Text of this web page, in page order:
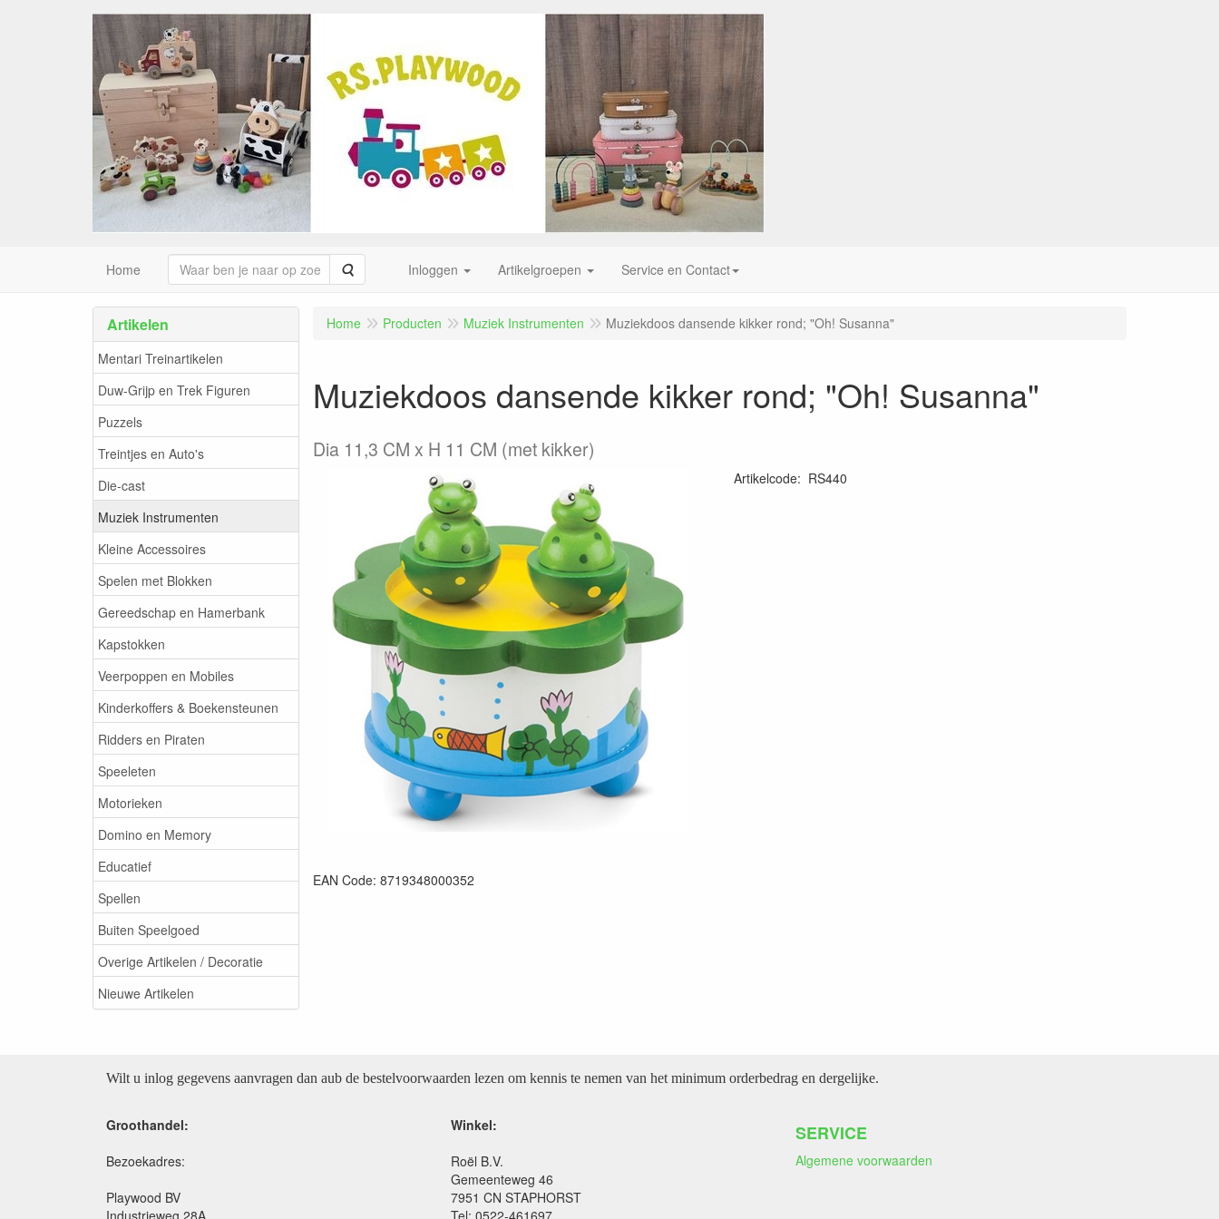
Home Zoeken Inloggen Artikelgroepen Service en Contact
Artikelen
Mentari Treinartikelen
Duw-Grijp en Trek Figuren
Puzzels
Treintjes en Auto's
Die-cast
Muziek Instrumenten
Kleine Accessoires
Spelen met Blokken
Gereedschap en Hamerbank
Kapstokken
Veerpoppen en Mobiles
Kinderkoffers & Boekensteunen
Ridders en Piraten
Speeleten
Motorieken
Domino en Memory
Educatief
Spellen
Buiten Speelgoed
Overige Artikelen / Decoratie
Nieuwe Artikelen
Home Producten Muziek Instrumenten Muziekdoos dansende kikker rond; "Oh! Susanna"
Muziekdoos dansende kikker rond; "Oh! Susanna"
Dia 11,3 CM x H 11 CM (met kikker)
Artikelcode: RS440
EAN Code: 8719348000352
Wilt u inlog gegevens aanvragen dan aub de bestelvoorwaarden lezen om kennis te nemen van het minimum orderbedrag en dergelijke.
Groothandel:
Bezoekadres:
Playwood BV
Industrieweg 28A
Winkel:
Roël B.V.
Gemeenteweg 46
7951 CN STAPHORST
Tel: 0522-461697
SERVICE
Algemene voorwaarden